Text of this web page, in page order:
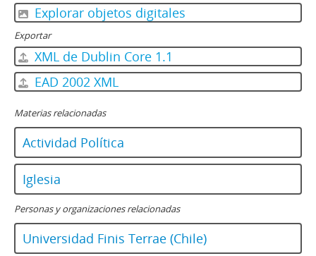
Explorar objetos digitales
Exportar
XML de Dublin Core 1.1
EAD 2002 XML
Materias relacionadas
Actividad Política
Iglesia
Personas y organizaciones relacionadas
Universidad Finis Terrae (Chile)